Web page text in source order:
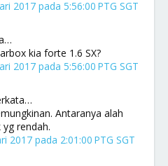
2017 pada 5:56:00 PTG SGT
kia forte 1.6 SX?
2017 pada 5:56:00 PTG SGT
Antaranya alah
rendah.
2017 pada 2:01:00 PTG SGT